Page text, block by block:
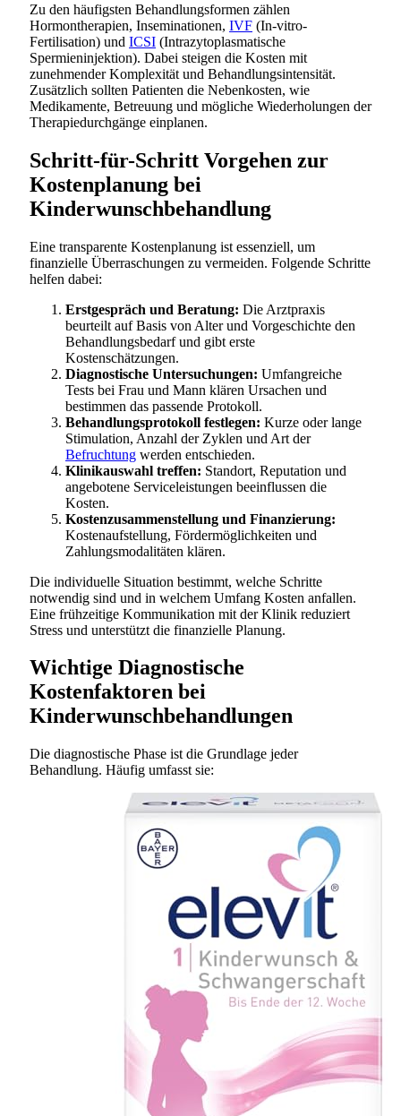
Zu den häufigsten Behandlungsformen zählen
Hormontherapien, Inseminationen, IVF (In-vitro-
Fertilisation) und ICSI (Intrazytoplasmatische
Spermieninjektion). Dabei steigen die Kosten mit
zunehmender Komplexität und Behandlungsintensität.
Zusätzlich sollten Patienten die Nebenkosten, wie
Medikamente, Betreuung und mögliche Wiederholungen der
Therapiedurchgänge einplanen.
Schritt-für-Schritt Vorgehen zur
Kostenplanung bei
Kinderwunschbehandlung
Eine transparente Kostenplanung ist essenziell, um
finanzielle Überraschungen zu vermeiden. Folgende Schritte
helfen dabei:
Erstgespräch und Beratung: Die Arztpraxis
beurteilt auf Basis von Alter und Vorgeschichte den
Behandlungsbedarf und gibt erste
Kostenschätzungen.
Diagnostische Untersuchungen: Umfangreiche
Tests bei Frau und Mann klären Ursachen und
bestimmen das passende Protokoll.
Behandlungsprotokoll festlegen: Kurze oder lange
Stimulation, Anzahl der Zyklen und Art der
Befruchtung werden entschieden.
Klinikauswahl treffen: Standort, Reputation und
angebotene Serviceleistungen beeinflussen die
Kosten.
Kostenzusammenstellung und Finanzierung:
Kostenaufstellung, Fördermöglichkeiten und
Zahlungsmodalitäten klären.
Die individuelle Situation bestimmt, welche Schritte
notwendig sind und in welchem Umfang Kosten anfallen.
Eine frühzeitige Kommunikation mit der Klinik reduziert
Stress und unterstützt die finanzielle Planung.
Wichtige Diagnostische
Kostenfaktoren bei
Kinderwunschbehandlungen
Die diagnostische Phase ist die Grundlage jeder
Behandlung. Häufig umfasst sie: